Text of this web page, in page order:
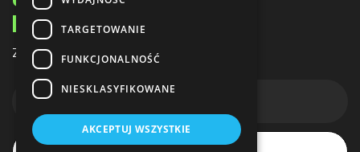
NA PIERWSZE ZAKUPY
Zapisz się do naszego newslettera
TARGETOWANIE
FUNKCJONALNOŚĆ
NIESKLASYFIKOWANE
AKCEPTUJ WSZYSTKIE